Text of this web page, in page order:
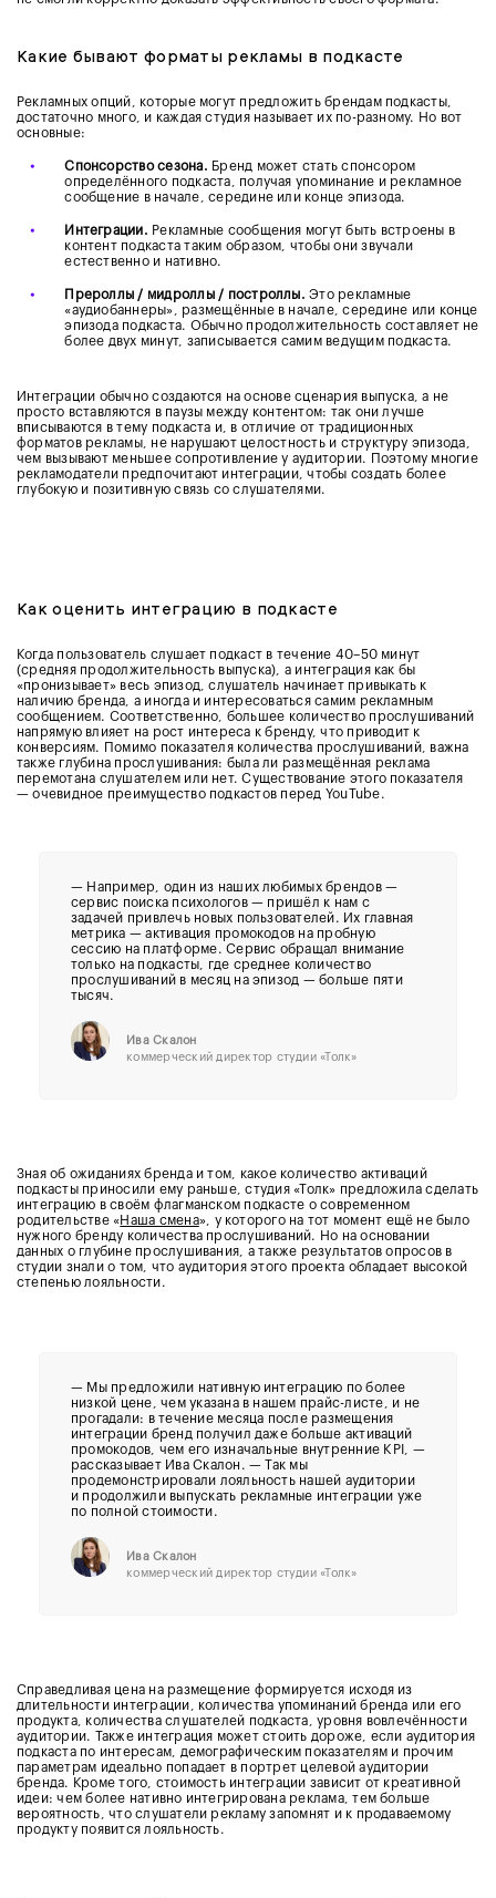
Какие бывают форматы рекламы в подкасте
Рекламных опций, которые могут предложить брендам подкасты,
достаточно много, и каждая студия называет их по-разному. Но вот
основные:
• Спонсорство сезона. Бренд может стать спонсором
определённого подкаста, получая упоминание и рекламное
сообщение в начале, середине или конце эпизода.
• Интеграции. Рекламные сообщения могут быть встроены в
контент подкаста таким образом, чтобы они звучали
естественно и нативно.
• Прероллы / мидроллы / построллы. Это рекламные
«аудиобаннеры», размещённые в начале, середине или конце
эпизода подкаста. Обычно продолжительность составляет не
более двух минут, записывается самим ведущим подкаста.
Интеграции обычно создаются на основе сценария выпуска, а не
просто вставляются в паузы между контентом: так они лучше
вписываются в тему подкаста и, в отличие от традиционных
форматов рекламы, не нарушают целостность и структуру эпизода,
чем вызывают меньшее сопротивление у аудитории. Поэтому многие
рекламодатели предпочитают интеграции, чтобы создать более
глубокую и позитивную связь со слушателями.
Как оценить интеграцию в подкасте
Когда пользователь слушает подкаст в течение 40–50 минут
(средняя продолжительность выпуска), а интеграция как бы
«пронизывает» весь эпизод, слушатель начинает привыкать к
наличию бренда, а иногда и интересоваться самим рекламным
сообщением. Соответственно, большее количество прослушиваний
напрямую влияет на рост интереса к бренду, что приводит к
конверсиям. Помимо показателя количества прослушиваний, важна
также глубина прослушивания: была ли размещённая реклама
перемотана слушателем или нет. Существование этого показателя
— очевидное преимущество подкастов перед YouTube.
— Например, один из наших любимых брендов —
сервис поиска психологов — пришёл к нам с
задачей привлечь новых пользователей. Их главная
метрика — активация промокодов на пробную
сессию на платформе. Сервис обращал внимание
только на подкасты, где среднее количество
прослушиваний в месяц на эпизод — больше пяти
тысяч.
Ива Скалон
коммерческий директор студии «Толк»
Зная об ожиданиях бренда и том, какое количество активаций
подкасты приносили ему раньше, студия «Толк» предложила сделать
интеграцию в своём флагманском подкасте о современном
родительстве «Наша смена», у которого на тот момент ещё не было
нужного бренду количества прослушиваний. Но на основании
данных о глубине прослушивания, а также результатов опросов в
студии знали о том, что аудитория этого проекта обладает высокой
степенью лояльности.
— Мы предложили нативную интеграцию по более
низкой цене, чем указана в нашем прайс-листе, и не
прогадали: в течение месяца после размещения
интеграции бренд получил даже больше активаций
промокодов, чем его изначальные внутренние KPI, —
рассказывает Ива Скалон. — Так мы
продемонстрировали лояльность нашей аудитории
и продолжили выпускать рекламные интеграции уже
по полной стоимости.
Ива Скалон
коммерческий директор студии «Толк»
Справедливая цена на размещение формируется исходя из
длительности интеграции, количества упоминаний бренда или его
продукта, количества слушателей подкаста, уровня вовлечённости
аудитории. Также интеграция может стоить дороже, если аудитория
подкаста по интересам, демографическим показателям и прочим
параметрам идеально попадает в портрет целевой аудитории
бренда. Кроме того, стоимость интеграции зависит от креативной
идеи: чем более нативно интегрирована реклама, тем больше
вероятность, что слушатели рекламу запомнят и к продаваемому
продукту появится лояльность.